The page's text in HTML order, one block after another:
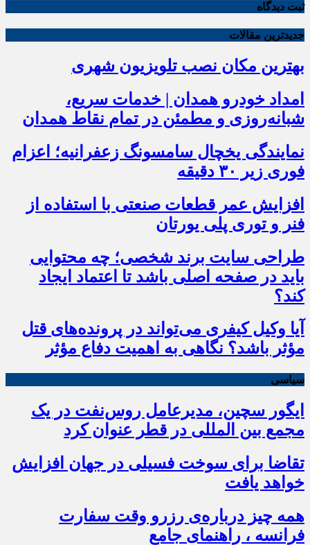
ثبت دیدگاه
جدیدترین مقالات
بهترین مکان نصب تلویزیون شهری
امداد خودرو همدان | خدمات سریع،
شبانه‌روزی و مطمئن در تمام نقاط همدان
نمایندگی یخچال سامسونگ زعفرانیه؛ اعزام
فوری زیر ۳۰ دقیقه
افزایش عمر قطعات صنعتی با استفاده از
فنر و توری پلی یورتان
طراحی سایت برند شخصی؛ چه محتوایی
باید در صفحه اصلی باشد تا اعتماد ایجاد
کند؟
آیا وکیل کیفری می‌تواند در پرونده‌های قتل
مؤثر باشد؟ نگاهی به اهمیت دفاع مؤثر
سیاسی
ایگور سچین، مدیرعامل روس‌نفت در یک
مجمع بین المللی در قطر عنوان کرد
تقاضا برای سوخت فسیلی در جهان افزایش
خواهد یافت
همه چیز درباره‌ی رزرو وقت سفارت
فرانسه ، راهنمای جامع